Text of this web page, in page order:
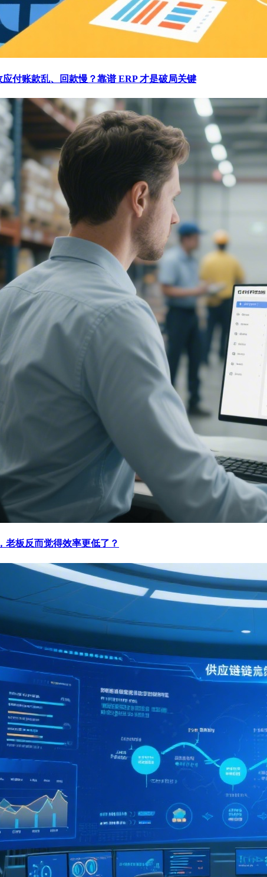
付账款乱、回款慢？靠谱 ERP 才是破局关键
老板反而觉得效率更低了？